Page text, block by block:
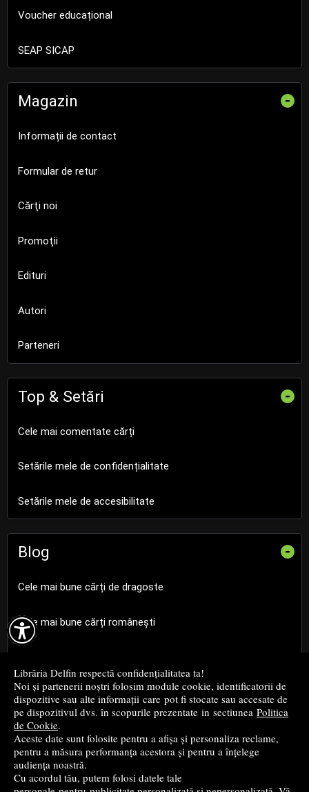

Librăria Delfin respectă confidențialitatea ta!
Noi și partenerii noștri folosim module cookie, identificatorii de
dispozitive sau alte informații care pot fi stocate sau accesate de
pe dispozitivul dvs. în scopurile prezentate in sectiunea Politica
de Cookie.
Aceste date sunt folosite pentru a afișa și personaliza reclame,
pentru a măsura performanța acestora și pentru a înțelege
audiența noastră.
Cu acordul tău, putem folosi datele tale
Voucher educațional
SEAP SICAP
Magazin -
Informații de contact
Formular de retur
Cărţi noi
Promoţii
Edituri
Autori
Parteneri
Top & Setări -
Cele mai comentate cărți
Setările mele de confidențialitate
Setările mele de accesibilitate
Blog -
Cele mai bune cărți de dragoste
Cele mai bune cărți românești
Cele mai bune cărți de istorie
Top cărți beletristică
...toate știrile